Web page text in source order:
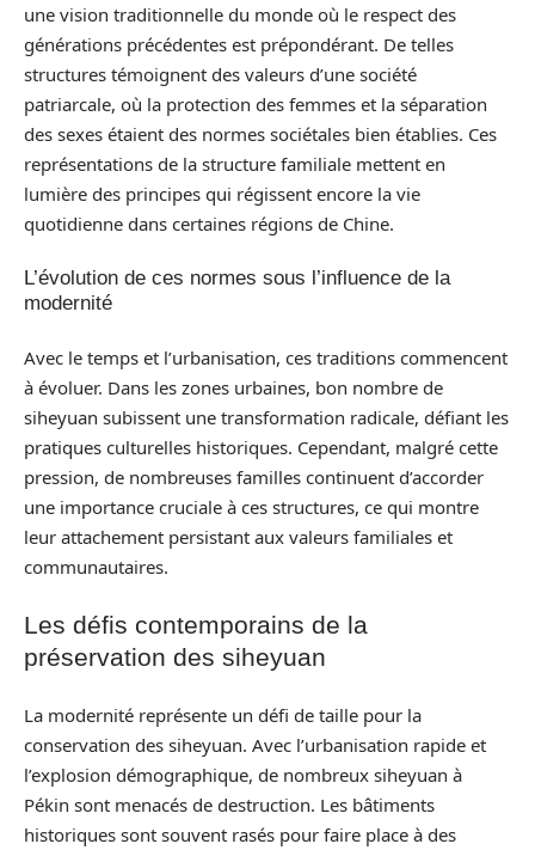
une vision traditionnelle du monde où le respect des
générations précédentes est prépondérant. De telles
structures témoignent des valeurs d’une société
patriarcale, où la protection des femmes et la séparation
des sexes étaient des normes sociétales bien établies. Ces
représentations de la structure familiale mettent en
lumière des principes qui régissent encore la vie
quotidienne dans certaines régions de Chine.
L’évolution de ces normes sous l’influence de la
modernité
Avec le temps et l’urbanisation, ces traditions commencent
à évoluer. Dans les zones urbaines, bon nombre de
siheyuan subissent une transformation radicale, défiant les
pratiques culturelles historiques. Cependant, malgré cette
pression, de nombreuses familles continuent d’accorder
une importance cruciale à ces structures, ce qui montre
leur attachement persistant aux valeurs familiales et
communautaires.
Les défis contemporains de la
préservation des siheyuan
La modernité représente un défi de taille pour la
conservation des siheyuan. Avec l’urbanisation rapide et
l’explosion démographique, de nombreux siheyuan à
Pékin sont menacés de destruction. Les bâtiments
historiques sont souvent rasés pour faire place à des